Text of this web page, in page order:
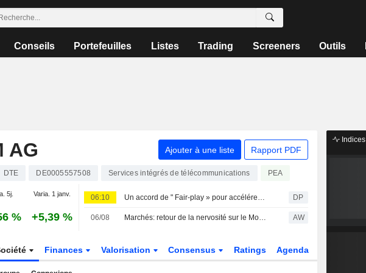
Conseils Portefeuilles Listes Trading Screeners Outils
AG Ajouter à une liste Rapport PDF
DTE DE0005557508 Services intégrés de télécommunications PEA
5j. Varia. 1 janv.
% +5,39 %
06:10 Un accord de " Fair-play » pour accélérer le déploiement d'Internet DP
06/08 Marchés: retour de la nervosité sur le Moyen-Orient, records en Europe AW
Finances Valorisation Consensus Ratings Agenda
Indices